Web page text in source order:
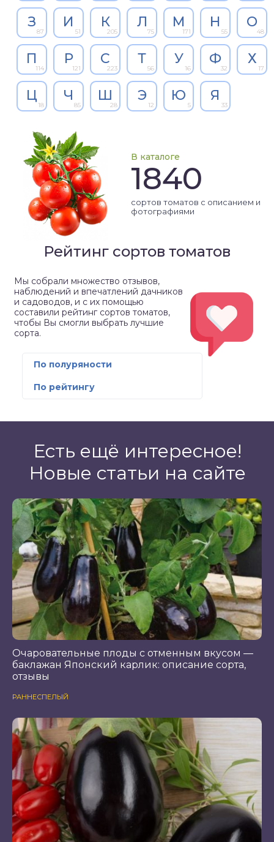
З
87
И
51
К
205
Л
75
М
171
Н
55
О
48
П
114
Р
121
С
223
Т
56
У
16
Ф
32
Х
17
Ц
18
Ч
85
Ш
28
Э
12
Ю
5
Я
33
В каталоге
1840
сортов томатов с описанием и
фотографиями
Рейтинг сортов томатов
Мы собрали множество отзывов,
наблюдений и впечатлений дачников
и садоводов, и с их помощью
составили рейтинг сортов томатов,
чтобы Вы смогли выбрать лучшие
сорта.
По полуряности
По рейтингу
Есть ещё интересное!
Новые статьи на сайте
Очаровательные плоды с отменным вкусом —
баклажан Японский карлик: описание сорта,
отзывы
РАННЕСПЕЛЫЙ